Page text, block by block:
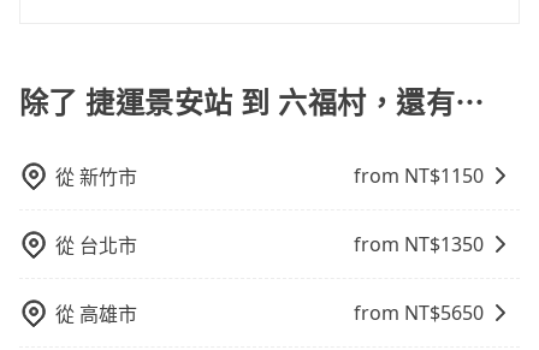
人以上巴士，請來信洽詢。
地區、價位、人數、特殊需求來搜尋適合的旅店與房
型，更重要的是通常價格是官網的6~8折，如果又有加入
饋或未來換取免費的住房。台灣人常用的線上訂房平台
Expedia.com、Trip.com等。正常來說，線上刷卡付款
完後預定就完成，事先不用電話確認空房，事後也不用
告知付款完畢，一切都能在網路上操作。但有些較冷門
或規模較小的飯店，有可能再多平台同時上架而發生超
除了 捷運景安站 到 六福村，還有⋯
從新竹市 from NT$1150
從 台北市 from NT$1350
從 高雄市 from NT$5650